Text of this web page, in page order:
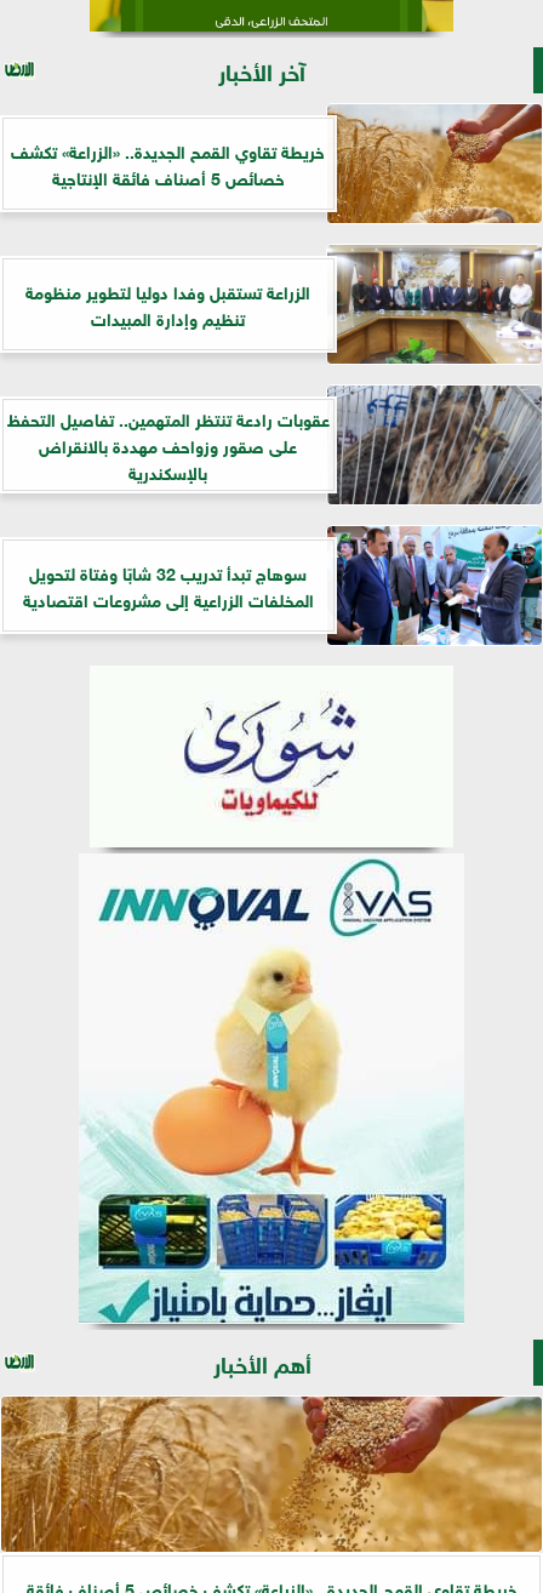
آخر الأخبار
خريطة تقاوي القمح الجديدة.. «الزراعة» تكشف
خصائص 5 أصناف فائقة الإنتاجية
الزراعة تستقبل وفدا دوليا لتطوير منظومة
تنظيم وإدارة المبيدات
عقوبات رادعة تنتظر المتهمين.. تفاصيل التحفظ
على صقور وزواحف مهددة بالانقراض
بالإسكندرية
سوهاج تبدأ تدريب 32 شابًا وفتاة لتحويل
المخلفات الزراعية إلى مشروعات اقتصادية
أهم الأخبار
خريطة تقاوي القمح الجديدة.. «الزراعة» تكشف خصائص 5 أصناف فائقة